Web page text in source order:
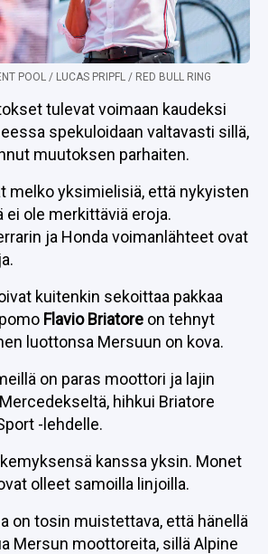
POOL / LUCAS PRIPFL / RED BULL RING
tulevat voimaan kaudeksi
spekuloidaan valtavasti sillä,
muutoksen parhaiten.
melko yksimielisiä, että nykyisten
ei ole merkittäviä eroja.
ja Honda voimanlähteet ovat
kuitenkin sekoittaa pakkaa
Flavio Briatore on tehnyt
luottonsa Mersuun on kova.
on paras moottori ja lajin
hihkui Briatore
-lehdelle.
kanssa yksin. Monet
olleet samoilla linjoilla.
on tosin muistettava, että hänellä
Mersun moottoreita, sillä Alpine